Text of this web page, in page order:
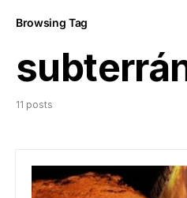
Browsing Tag
11 posts